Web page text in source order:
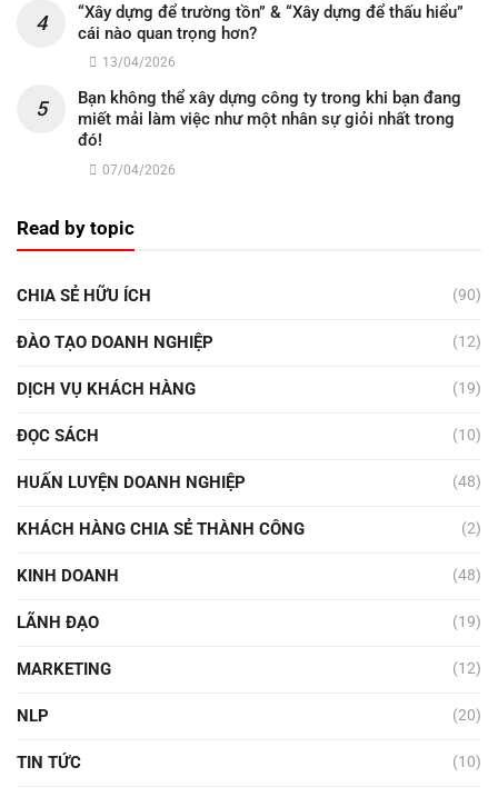
“Xây dựng để trường tồn” & “Xây dựng để thấu hiểu”
cái nào quan trọng hơn?
13/04/2026
Bạn không thể xây dựng công ty trong khi bạn đang
miết mải làm việc như một nhân sự giỏi nhất trong
đó!
07/04/2026
Read by topic
CHIA SẺ HỮU ÍCH (90)
ĐÀO TẠO DOANH NGHIỆP (12)
DỊCH VỤ KHÁCH HÀNG (19)
ĐỌC SÁCH (10)
HUẤN LUYỆN DOANH NGHIỆP (48)
KHÁCH HÀNG CHIA SẺ THÀNH CÔNG (2)
KINH DOANH (48)
LÃNH ĐẠO (19)
MARKETING (12)
NLP (20)
TIN TỨC (10)